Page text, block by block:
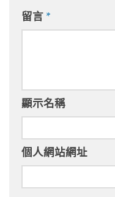
留言 *
顯示名稱
個人網站網址